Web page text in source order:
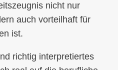
nicht nur
auch vorteilhaft für
ist.
richtig interpretiertes